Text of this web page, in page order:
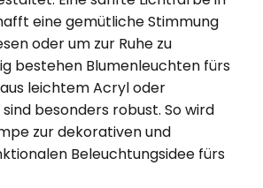
eine gemütliche Stimmung
oder um zur Ruhe zu
bestehen Blumenleuchten fürs
leichtem Acryl oder
besonders robust. So wird
zur dekorativen und
Beleuchtungsidee fürs